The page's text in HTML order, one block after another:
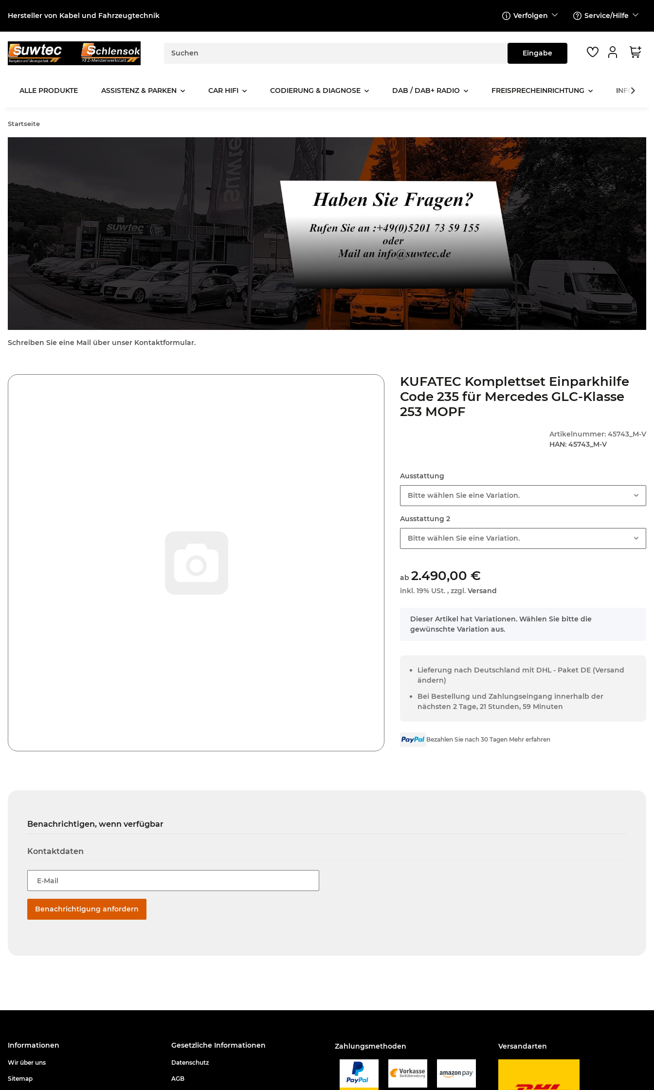
Hersteller von Kabel und Fahrzeugtechnik Verfolgen Service/Hilfe
ALLE PRODUKTE ASSISTENZ & PARKEN CAR HIFI CODIERUNG & DIAGNOSE DAB / DAB+ RADIO FREISPRECHEINRICHTUNG
Startseite
Schreiben Sie eine Mail über unser Kontaktformular.
KUFATEC Komplettset Einparkhilfe
Code 235 für Mercedes GLC-Klasse
253 MOPF
Artikelnummer: 45743_M-V
HAN: 45743_M-V
Ausstattung
Bitte wählen Sie eine Variation.
Ausstattung 2
Bitte wählen Sie eine Variation.
ab 2.490,00 €
inkl. 19% USt. , zzgl.Versand
x
Dieser Artikel hat Variationen. Wählen Sie bitte die
gewünschte Variation aus.
Lieferung nach Deutschland mit DHL - Paket DE (Versand
ändern)
Bei Bestellung und Zahlungseingang innerhalb der
nächsten 2 Tage, 21 Stunden, 59 Minuten
Bezahlen Sie nach 30 Tagen Mehr erfahren
Benachrichtigen, wenn verfügbar
Kontaktdaten
E-Mail
Benachrichtigung anfordern
Informationen
Wir über uns
Sitemap
Gesetzliche Informationen
Datenschutz
AGB
Zahlungsmethoden Versandarten